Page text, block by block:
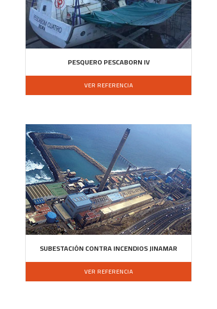
PESQUERO PESCABORN IV
VER REFERENCIA
SUBESTACIÓN CONTRA INCENDIOS JINAMAR
VER REFERENCIA